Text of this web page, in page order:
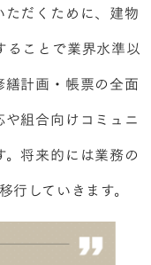
だくために、建物
ることで業界水準以
計画・帳票の全面
組合向けコミュニ
将来的には業務の
していきます。